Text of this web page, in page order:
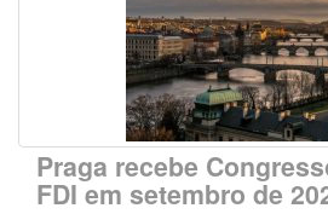
Praga recebe
FDI em setembro de